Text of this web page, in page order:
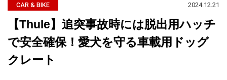
CAR & BIKE 2024.12.21
【Thule】追突事故時には脱出用ハッチ
で安全確保！愛犬を守る車載用ドッグ
クレート